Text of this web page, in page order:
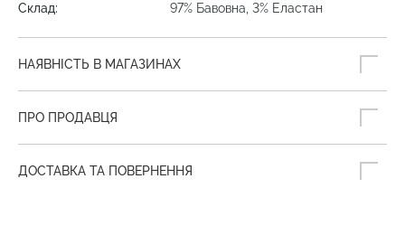
Склад:
97% Бавовна, 3% Еластан
НАЯВНІСТЬ В МАГАЗИНАХ
ПРО ПРОДАВЦЯ
ДОСТАВКА ТА ПОВЕРНЕННЯ